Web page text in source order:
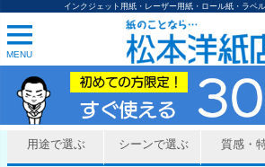
インクジェット用紙・レーザー用紙・ロール紙・ラベ
MENU
用途で選ぶ シーンで選ぶ 質感・